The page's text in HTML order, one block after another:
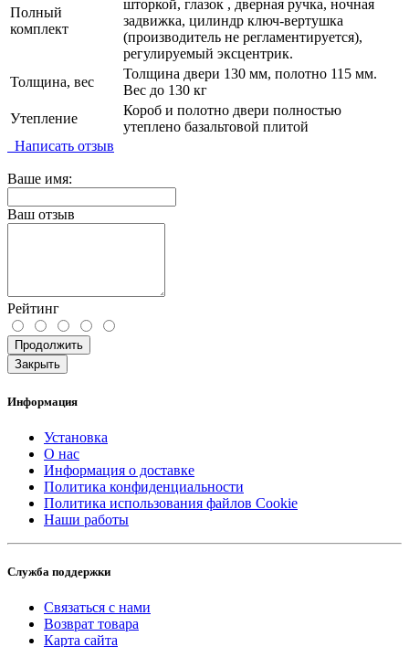
Полный
комплект
шторкой, глазок , дверная ручка, ночная
задвижка, цилиндр ключ-вертушка
(производитель не регламентируется),
регулируемый эксцентрик.
Толщина, вес
Толщина двери 130 мм, полотно 115 мм.
Вес до 130 кг
Утепление
Короб и полотно двери полностью
утеплено базальтовой плитой
Написать отзыв
Ваше имя:
Ваш отзыв
Рейтинг
Продолжить
Закрыть
Информация
Установка
О нас
Информация о доставке
Политика конфиденциальности
Политика использования файлов Cookie
Наши работы
Служба поддержки
Связаться с нами
Возврат товара
Карта сайта